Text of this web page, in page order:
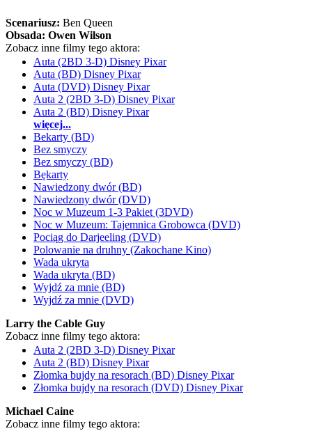
Scenariusz: Ben Queen
Obsada: Owen Wilson
Zobacz inne filmy tego aktora:
Auta (2BD 3-D) Disney Pixar
Auta (BD) Disney Pixar
Auta (DVD) Disney Pixar
Auta 2 (2BD 3-D) Disney Pixar
Auta 2 (BD) Disney Pixar
więcej...
Bekarty (BD)
Bez smyczy
Bez smyczy (BD)
Bękarty
Nawiedzony dwór (BD)
Nawiedzony dwór (DVD)
Noc w Muzeum 1-3 Pakiet (3DVD)
Noc w Muzeum: Tajemnica Grobowca (DVD)
Pociąg do Darjeeling (DVD)
Polowanie na druhny (Zakochane Kino)
Wada ukryta
Wada ukryta (BD)
Wyjdź za mnie (BD)
Wyjdź za mnie (DVD)
Larry the Cable Guy
Zobacz inne filmy tego aktora:
Auta 2 (2BD 3-D) Disney Pixar
Auta 2 (BD) Disney Pixar
Złomka bujdy na resorach (BD) Disney Pixar
Złomka bujdy na resorach (DVD) Disney Pixar
Michael Caine
Zobacz inne filmy tego aktora: